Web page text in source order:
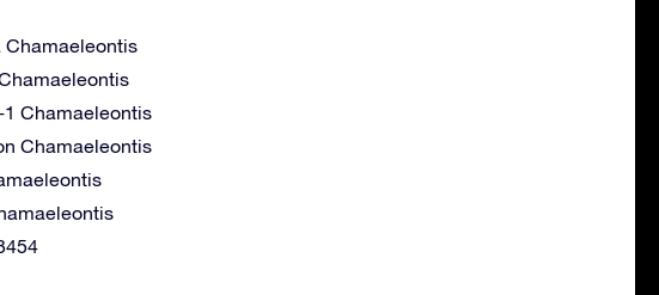
Chamaeleontis
1 Chamaeleontis
Chamaeleontis